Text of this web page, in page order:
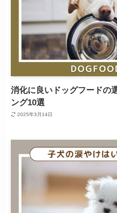
消化に良いドッグフードの
ング10選
2025年3月14日